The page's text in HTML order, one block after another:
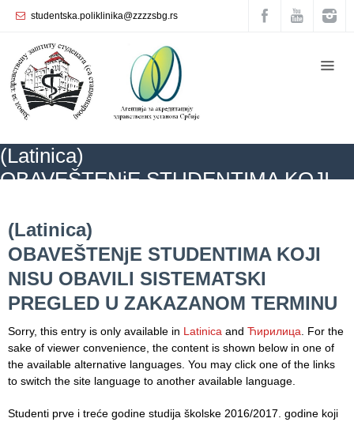
studentska.poliklinika@zzzzsbg.rs
(Latinica)
OBAVEŠTENјE STUDENTIMA KOJI
PREGLED U ZAKAZANOM TERMINU
(Latinica)
OBAVEŠTENјE STUDENTIMA KOJI
NISU OBAVILI SISTEMATSKI
PREGLED U ZAKAZANOM TERMINU
Sorry, this entry is only available in Latinica and Ћирилица . For the
sake of viewer convenience, the content is shown below in one of
the available alternative languages. You may click one of the links
to switch the site language to another available language.
Studenti prve i treće godine studija školske 2016/2017. godine koji
Home
About
us
organization
Department
for
Health
Service
Dental
Care
Department
Specialist